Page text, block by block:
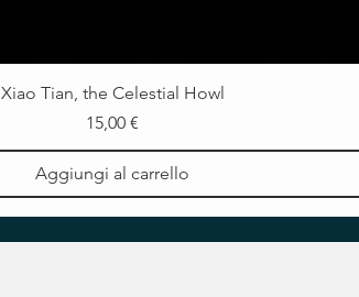
Xiao Tian, the Celestial Howl
Prezzo
15,00 €
Aggiungi al carrello